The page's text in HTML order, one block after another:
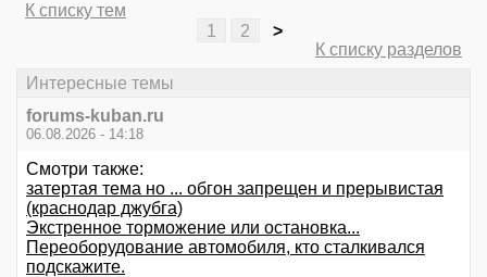
К списку тем
1
2
>
К списку разделов
Интересные темы
forums-kuban.ru
06.08.2026 - 14:18
Смотри также:
затертая тема но ... обгон запрещен и прерывистая
(краснодар джубга)
Экстренное торможение или остановка...
Переоборудование автомобиля, кто сталкивался
подскажите.